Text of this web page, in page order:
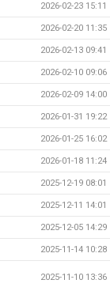
2026-02-23 15:11
2026-02-20 11:35
2026-02-13 09:41
2026-02-10 09:06
2026-02-09 14:00
2026-01-31 19:22
2026-01-25 16:02
2026-01-18 11:24
2025-12-19 08:01
2025-12-11 14:01
2025-12-05 14:29
2025-11-14 10:28
2025-11-10 13:36